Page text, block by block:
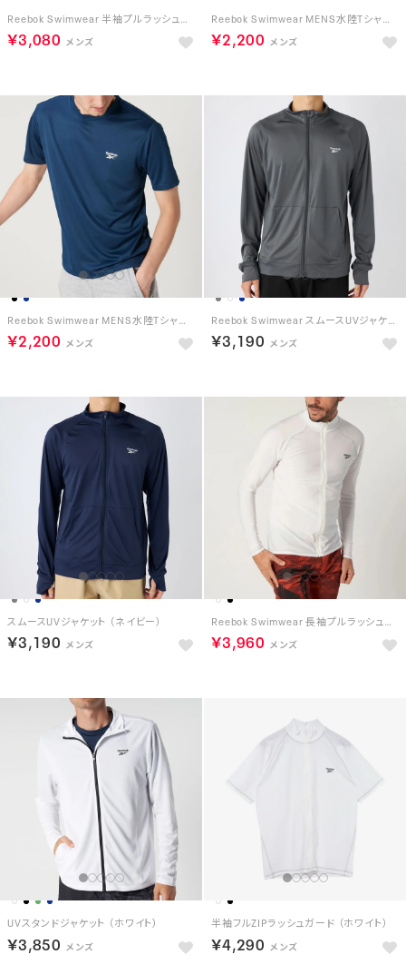
Reebok Swimwear 半袖プルラッシュガード （ホワイト）
￥3,080
Reebok Swimwear MENS水陸Tシャツ （ブラック）
￥2,200
Reebok Swimwear MENS水陸Tシャツ （ネイビー）
￥2,200
Reebok Swimwear スムースUVジャケット （ダークグレー）
￥3,190
スムースUVジャケット （ネイビー）
￥3,190
Reebok Swimwear 長袖プルラッシュガード （ホワイト）
￥3,960
UVスタンドジャケット （ホワイト）
￥3,850
半袖フルZIPラッシュガード （ホワイト）
￥4,290